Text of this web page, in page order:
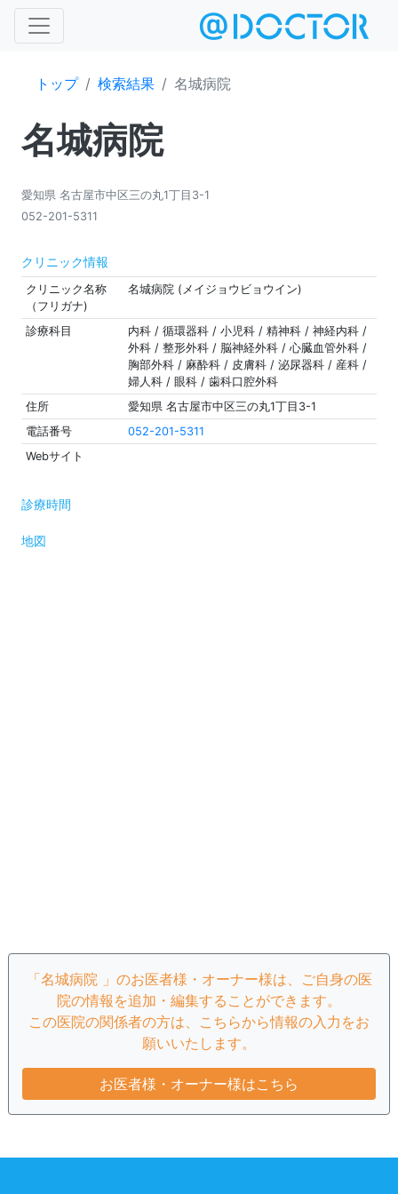
トップ 検索結果 名城病院
名城病院
愛知県 名古屋市中区三の丸1丁目3-1
052-201-5311
クリニック情報
クリニック名称
（フリガナ)
名城病院 (メイジョウビョウイン)
診療科目
内科 / 循環器科 / 小児科 / 精神科 / 神経内科 /
外科 / 整形外科 / 脳神経外科 / 心臓血管外科 /
胸部外科 / 麻酔科 / 皮膚科 / 泌尿器科 / 産科 /
婦人科 / 眼科 / 歯科口腔外科
住所
愛知県 名古屋市中区三の丸1丁目3-1
電話番号
052-201-5311
Webサイト
診療時間
地図
「名城病院 」のお医者様・オーナー様は、ご自身の医
院の情報を追加・編集することができます。
この医院の関係者の方は、こちらから情報の入力をお
願いいたします。
お医者様・オーナー様はこちら